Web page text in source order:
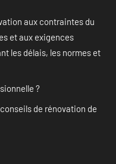
aux contraintes du
et aux exigences
les délais, les normes et
?
de rénovation de